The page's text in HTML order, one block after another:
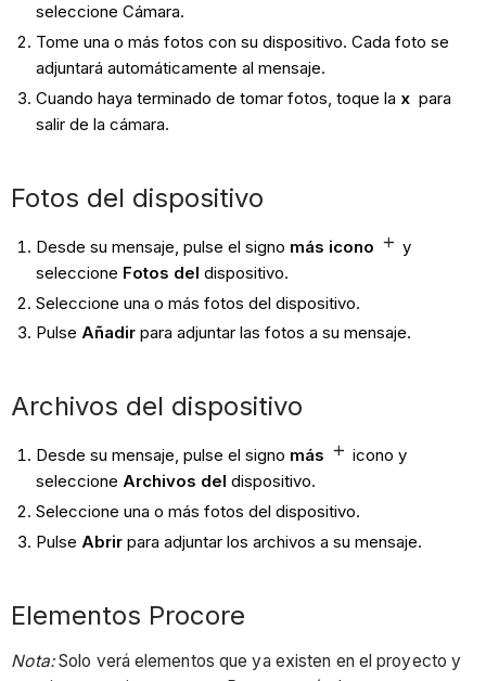
seleccione Cámara.
Tome una o más fotos con su dispositivo. Cada foto se
adjuntará automáticamente al mensaje.
Cuando haya terminado de tomar fotos, toque la xpara
salir de la cámara.
Fotos del dispositivo
Desde su mensaje, pulse el signo más icono
y
seleccione Fotos del dispositivo.
Seleccione una o más fotos del dispositivo.
Pulse Añadirpara adjuntar las fotos a su mensaje.
Archivos del dispositivo
Desde su mensaje, pulse el signo más icono y
seleccione Archivos del dispositivo.
Seleccione una o más fotos del dispositivo.
Pulse Abrirpara adjuntar los archivos a su mensaje.
Elementos Procore
Nota:Solo verá elementos que ya existen en el proyecto y